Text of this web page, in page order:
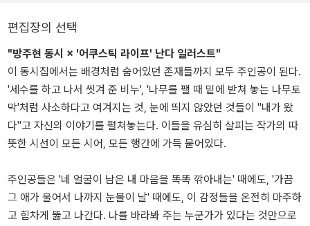
편집장의 선택
"방주현 동시 × '어쿠스틱 라이프' 난다 일러스트"
이 동시집에서는 배경처럼 숨어있던 존재들까지 모두 주인공이 된다.
'세수를 하고 나서 씻겨 준 비누', '나무를 팰 때 밑에 받쳐 놓는 나무토
막'처럼 사소하다고 여겨지는 것, 눈에 띄지 않았던 것들이 "내가 왔
다"고 자신의 이야기를 펼쳐놓는다. 이들을 유심히 살피는 작가의 따
뜻한 시선이 모든 시어, 모든 행간에 가득 묻어있다.
주인공들은 '네 얼굴이 남은 내 마음을 똑똑 깎아내는' 때에도, '가끔
그 애가 울어서 나까지 눈물이 날' 때에도, 이 감정들을 온전히 마주하
고 힘차게 뚫고 나간다. 나를 바라봐 주는 누군가가 있다는 것만으로